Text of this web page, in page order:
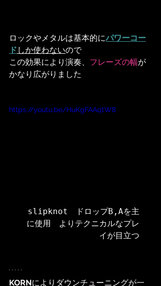
ロックやメタルは基本的にパワーコー
ド しか使わないので
この効果により演奏、 フレーズの幅が
かなり広がりました
https://youtu.be/HuKgFAAqtW8
slipknot　ドロップB,Aを主
に使用　よりテクニカルなプレ
イが目立つ
KORNによりダウンチューニングが一